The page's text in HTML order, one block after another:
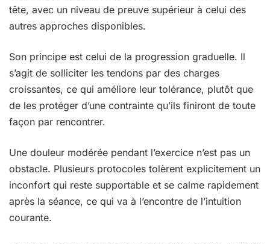
tête, avec un niveau de preuve supérieur à celui des
autres approches disponibles.
Son principe est celui de la progression graduelle. Il
s’agit de solliciter les tendons par des charges
croissantes, ce qui améliore leur tolérance, plutôt que
de les protéger d’une contrainte qu’ils finiront de toute
façon par rencontrer.
Une douleur modérée pendant l’exercice n’est pas un
obstacle. Plusieurs protocoles tolèrent explicitement un
inconfort qui reste supportable et se calme rapidement
après la séance, ce qui va à l’encontre de l’intuition
courante.